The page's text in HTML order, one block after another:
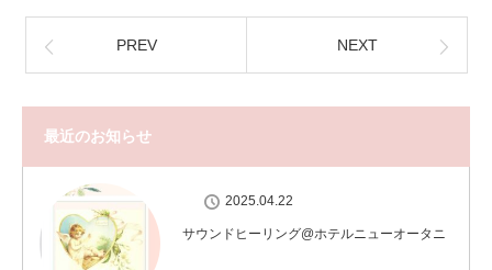
PREV NEXT
最近のお知らせ
2025.04.22
サウンドヒーリング@ホテルニューオータニ